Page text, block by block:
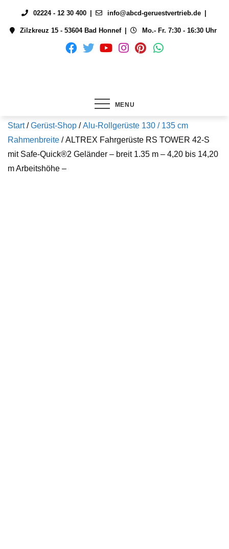
content
02224 - 12 30 400 info@abcd-geruestvertrieb.de
Zilzkreuz 15 - 53604 Bad Honnef Mo.- Fr. 7:30 - 16:30 Uhr
MENU
Start/Gerüst-Shop /Alu-Rollgerüste 130 / 135 cm
Rahmenbreite / ALTREX Fahrgerüste RS TOWER 42-S
mit Safe-Quick®2 Geländer – breit 1.35 m – 4,20 bis 14,20
m Arbeitshöhe –